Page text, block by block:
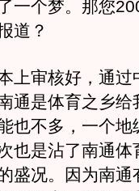
个梦。那您
道？
审核好，通过
通是体育之乡给
也不多，一个地
也是沾了南通体
盛况。因为南通